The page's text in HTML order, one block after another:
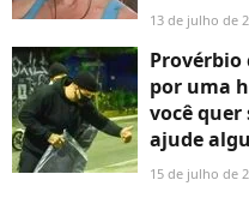
13 de julho de
Provérbio
por uma
você quer
ajude
15 de julho de